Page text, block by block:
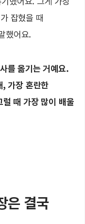
잡혔을 때
했어요.
를 옮기는 거예요.
, 가장 혼란한
때 가장 많이 배울
은 결국